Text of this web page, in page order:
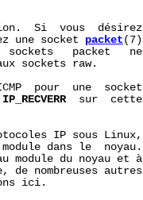
Si  vous  désirez
une socket
packet (7)
packet   ne
sockets raw.
pour  une  socket
IP_RECVERR
  sur  cette
IP sous Linux,
dans le  noyau.
module du noyau et à
de nombreuses autres
ici.